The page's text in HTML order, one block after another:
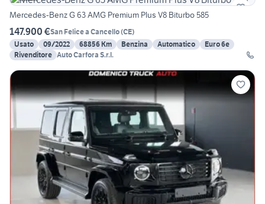
Mercedes-Benz G 63 AMG Premium Plus V8 Biturbo 585
147.900 €San Felice a Cancello(CE)
Usato
09/2022 68856 Km Benzina Automatico
Euro 6e
Rivenditore Auto Carfora S.r.l.